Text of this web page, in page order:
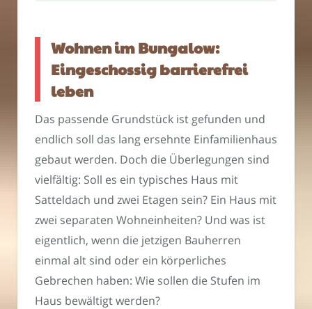
Wohnen im Bungalow:
Eingeschossig barrierefrei
leben
Das passende Grundstück ist gefunden und
endlich soll das lang ersehnte Einfamilienhaus
gebaut werden. Doch die Überlegungen sind
vielfältig: Soll es ein typisches Haus mit
Satteldach und zwei Etagen sein? Ein Haus mit
zwei separaten Wohneinheiten? Und was ist
eigentlich, wenn die jetzigen Bauherren
einmal alt sind oder ein körperliches
Gebrechen haben: Wie sollen die Stufen im
Haus bewältigt werden?